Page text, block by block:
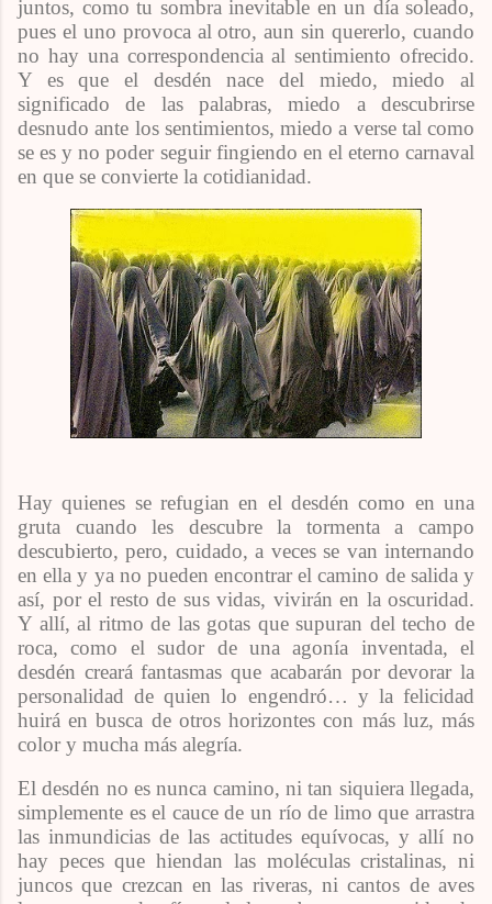
juntos, como tu sombra inevitable en un día soleado,
pues el uno provoca al otro, aun sin quererlo, cuando
no hay una correspondencia al sentimiento ofrecido.
Y es que el desdén nace del miedo, miedo al
significado de las palabras, miedo a descubrirse
desnudo ante los sentimientos, miedo a verse tal como
se es y no poder seguir fingiendo en el eterno carnaval
en que se convierte la cotidianidad.
Hay quienes se refugian en el desdén como en una
gruta cuando les descubre la tormenta a campo
descubierto, pero, cuidado, a veces se van internando
en ella y ya no pueden encontrar el camino de salida y
así, por el resto de sus vidas, vivirán en la oscuridad.
Y allí, al ritmo de las gotas que supuran del techo de
roca, como el sudor de una agonía inventada, el
desdén creará fantasmas que acabarán por devorar la
personalidad de quien lo engendró… y la felicidad
huirá en busca de otros horizontes con más luz, más
color y mucha más alegría.
El desdén no es nunca camino, ni tan siquiera llegada,
simplemente es el cauce de un río de limo que arrastra
las inmundicias de las actitudes equívocas, y allí no
hay peces que hiendan las moléculas cristalinas, ni
juncos que crezcan en las riveras, ni cantos de aves